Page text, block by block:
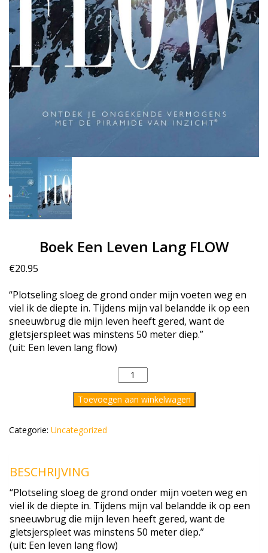
Boek Een Leven Lang FLOW
€20.95
“Plotseling sloeg de grond onder mijn voeten weg en
viel ik de diepte in. Tijdens mijn val belandde ik op een
sneeuwbrug die mijn leven heeft gered, want de
gletsjerspleet was minstens 50 meter diep.”
(uit: Een leven lang flow)
Boek
Een
Leven
Lang
Toevoegen aan winkelwagen
Categorie: Uncategorized
BESCHRIJVING
“Plotseling sloeg de grond onder mijn voeten weg en
viel ik de diepte in. Tijdens mijn val belandde ik op een
sneeuwbrug die mijn leven heeft gered, want de
gletsjerspleet was minstens 50 meter diep.”
(uit: Een leven lang flow)